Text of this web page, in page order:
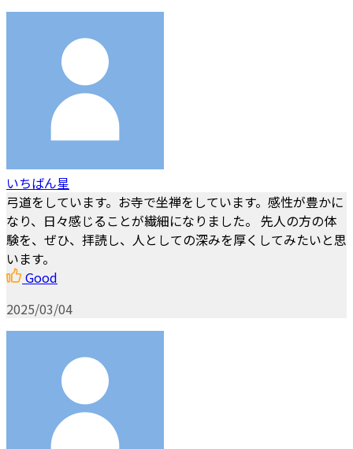
いちばん星
弓道をしています。お寺で坐禅をしています。感性が豊かに
なり、日々感じることが繊細になりました。 先人の方の体
験を、ぜひ、拝読し、人としての深みを厚くしてみたいと思
います。
Good
2025/03/04